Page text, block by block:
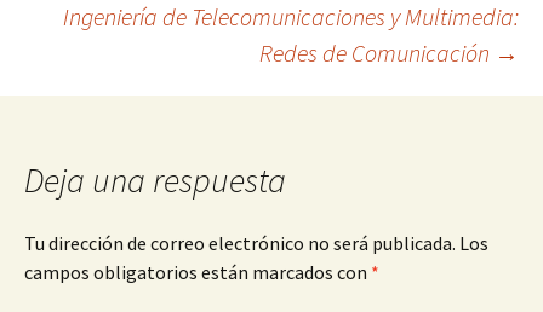
de
entradas
Ingeniería de Telecomunicaciones y Multimedia:
Redes de Comunicación →
Deja una respuesta
Tu dirección de correo electrónico no será publicada. Los
campos obligatorios están marcados con *